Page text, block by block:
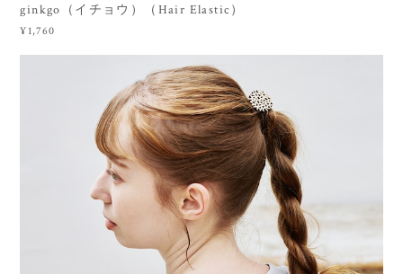
ginkgo（イチョウ）（Hair Elastic）
¥1,760